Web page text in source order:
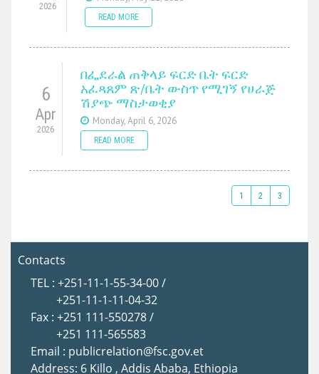
2026
READ MORE
6
Apr
2026
በፌደራል ጠቅላይ ፍርድ ቤት ፍርድ
አፈጻጸም ጽ/ቤት ውስጥ የሚገኝ የሀራጅ
ሽያጭ ማስታወቂያ
Monday, April 6, 2026
READ MORE
1 2 3
Contacts
TEL : +251-11-1-55-34-00 /
+251-11-1-11-04-32
Fax : +251 111-550278 /
+251 111-565583
Email : publicrelation@fsc.gov.et
Address: 6 Killo , Addis Ababa, Ethiopia